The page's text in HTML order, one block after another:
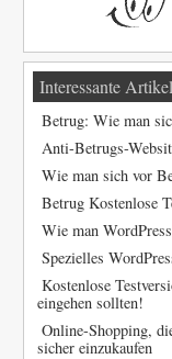
Interessante Artikel
Betrug: Wie man
Anti-Betrugs-
Wie man sich vor
Betrug Kostenlose
Wie man
Spezielles
Kostenlose
eingehen sollten!
Online-Shopping,
sicher einzukaufen